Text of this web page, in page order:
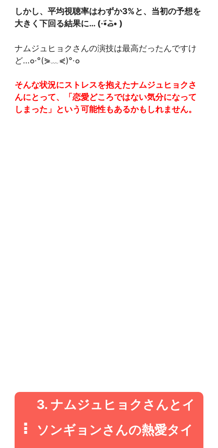
しかし、平均視聴率はわずか3%と、当初の予想を
大きく下回る結果に… (·•᷄‎ࡇ•᷅ )
ナムジュヒョクさんの演技は最高だったんですけ
ど…๐·°(⋟﹏⋞)°·๐
そんな状況にストレスを抱えたナムジュヒョクさ
んにとって、「恋愛どころではない気分になって
しまった」という可能性もあるかもしれません。
3. ナムジュヒョクさんとイ
ソンギョンさんの熱愛タイ